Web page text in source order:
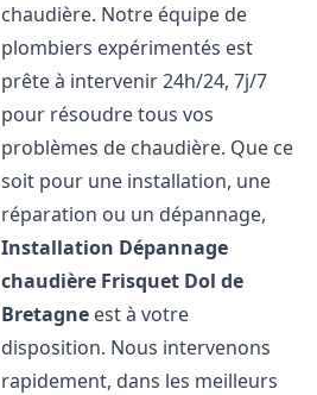
chaudière. Notre équipe de
plombiers expérimentés est
prête à intervenir 24h/24, 7j/7
pour résoudre tous vos
problèmes de chaudière. Que ce
soit pour une installation, une
réparation ou un dépannage,
Installation Dépannage
chaudière Frisquet Dol de
Bretagne est à votre
disposition. Nous intervenons
rapidement, dans les meilleurs